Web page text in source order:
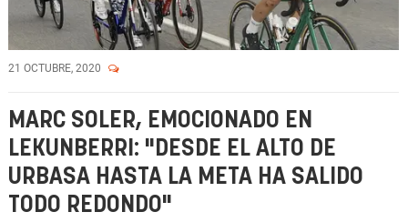
21 OCTUBRE, 2020
MARC SOLER, EMOCIONADO EN
LEKUNBERRI: "DESDE EL ALTO DE
URBASA HASTA LA META HA SALIDO
TODO REDONDO"